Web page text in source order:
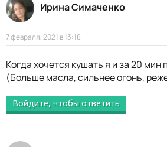
Ирина Симаченко
7 февраля, 2021 в 13:18
Когда хочется кушать я и за 20
(Больше масла, сильнее огонь,
Войдите, чтобы ответить